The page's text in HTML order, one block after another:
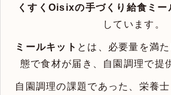
くすくOisixの手づくり給食ミー
しています。
ミールキット とは、必要量を満
態で食材が届き、自園調理で提
自園調理の課題であった、栄養